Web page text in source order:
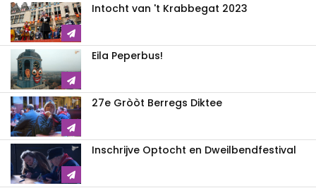
Intocht van 't Krabbegat 2023
Eila Peperbus!
27e Gròòt Berregs Diktee
Inschrijve Optocht en Dweilbendfestival